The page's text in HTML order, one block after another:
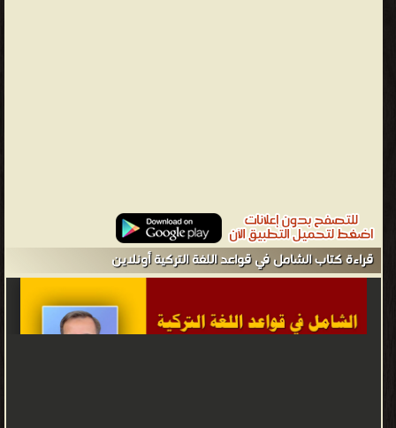
do,did,dose…
تبحث في قواعد ومفردات اللغة التركية .❰ له مجموعة من الإنجازات
والمؤلفات أبرزها ❞ الشامل في قواعد اللغة التركية ❝ ❞ الموسوعة
الشاملة في اللغه التركية الحياة والناس ❝ ❞ دليل الموسوعة الشاملة في
قراءة كتاب الشامل في قواعد اللغة التركية أونلاين